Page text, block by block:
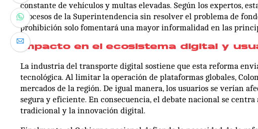
constante de vehículos y multas elevadas. Según los expertos,
procesos de la Superintendencia sin resolver el problema de
prohibición solo fomentará una mayor informalidad en las
Impacto en el ecosistema digital y
La industria del transporte digital sostiene que esta reforma
tecnológica. Al limitar la operación de plataformas globales,
mercados de la región. De igual manera, los usuarios se verían
segura y eficiente. En consecuencia, el debate nacional se
tradicional y la innovación digital.